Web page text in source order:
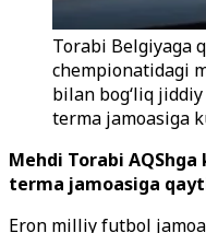
Torabi Belgiyaga
chempionatidagi
bilan bog‘liq
terma jamoasiga
Mehdi Torabi
terma jamoasiga
Eron milliy futbol